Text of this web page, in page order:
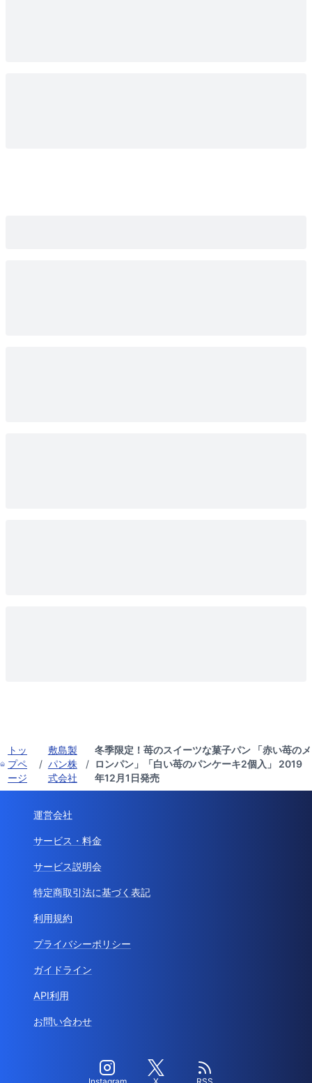
トッ
プペ
ージ
/
敷島製
パン株
式会社
/
冬季限定！苺のスイーツな菓子パン 「赤い苺のメ
ロンパン」「白い苺のパンケーキ2個入」 2019
年12月1日発売
運営会社
サービス・料金
サービス説明会
特定商取引法に基づく表記
利用規約
プライバシーポリシー
ガイドライン
API利用
お問い合わせ